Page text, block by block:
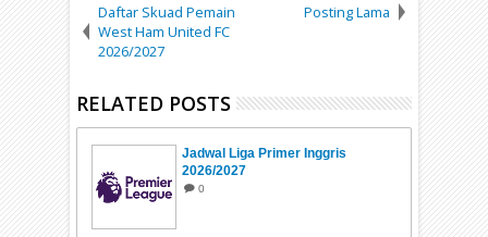
Daftar Skuad Pemain
West Ham United FC
2026/2027
Posting Lama
RELATED POSTS
Jadwal Liga Primer Inggris
2026/2027
0